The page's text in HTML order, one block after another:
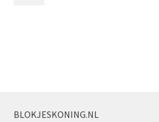
BLOKJESKONING.NL